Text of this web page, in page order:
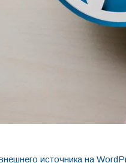
источника на